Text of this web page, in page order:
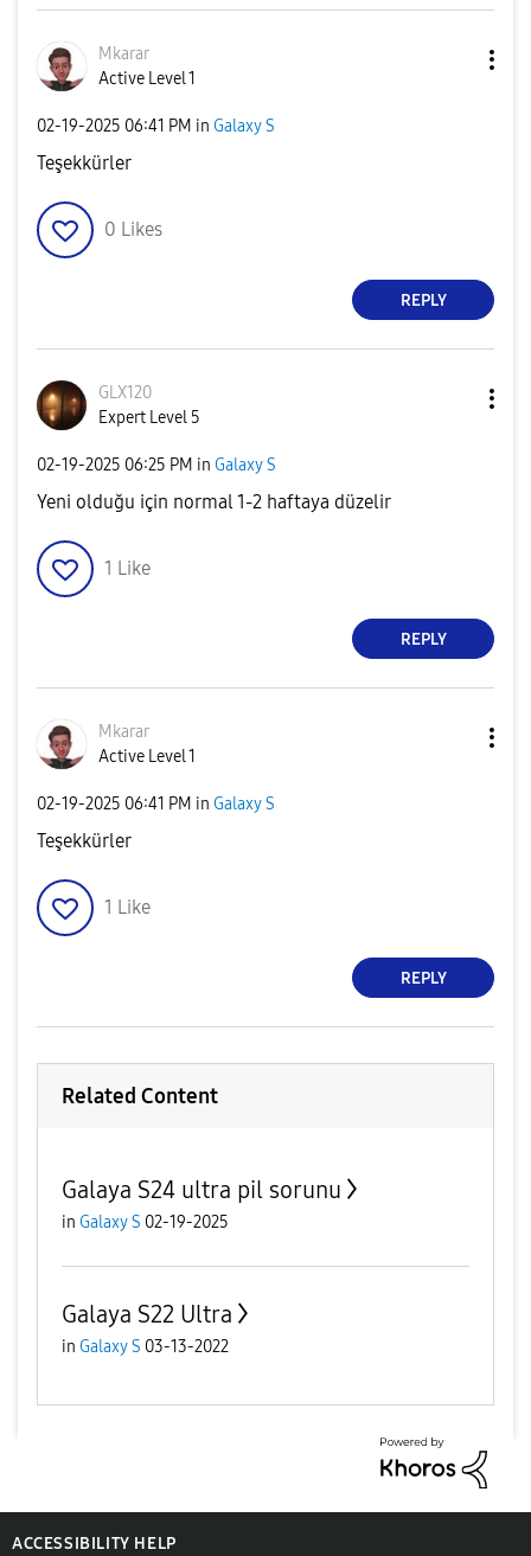
Mkarar
Active Level 1
‎02-19-2025 06:41 PM in Galaxy S
Teşekkürler
0 Likes
REPLY
GLX120
Expert Level 5
‎02-19-2025 06:25 PM in Galaxy S
Yeni olduğu için normal 1-2 haftaya düzelir
1 Like
REPLY
Mkarar
Active Level 1
‎02-19-2025 06:41 PM in Galaxy S
Teşekkürler
1 Like
REPLY
Related Content
Galaya S24 ultra pil sorunu
in Galaxy S 02-19-2025
Galaya S22 Ultra
in Galaxy S 03-13-2022
ACCESSIBILITY HELP